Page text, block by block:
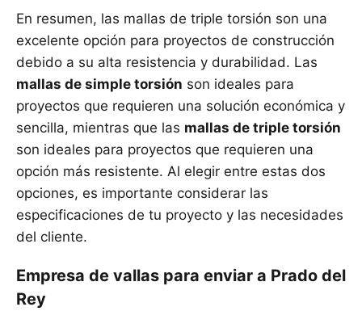
En resumen, las mallas de triple torsión son una
excelente opción para proyectos de construcción
debido a su alta resistencia y durabilidad. Las
mallas de simple torsión son ideales para
proyectos que requieren una solución económica y
sencilla, mientras que las mallas de triple torsión
son ideales para proyectos que requieren una
opción más resistente. Al elegir entre estas dos
opciones, es importante considerar las
especificaciones de tu proyecto y las necesidades
del cliente.
Empresa de vallas para enviar a Prado del
Rey